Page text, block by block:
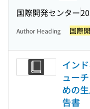
国際開発センター
Author Heading 国際
イン
ュー
めの
告書